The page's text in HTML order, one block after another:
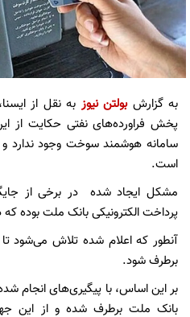
به گزارشبولتن نیوز به نقل از
پخش فراورده‌های نفتی حکایت از
سامانه‌ هوشمند سوخت وجود ندارد
است.
مشکل ایجاد شده در برخی از
پرداخت الکترونیکی بانک ملت بوده
آنطور که اعلام شده تلاش می‌شود تا
برطرف شود.
بر این اساس، با پیگیری‌های انجام
بانک ملت برطرف شده و از این